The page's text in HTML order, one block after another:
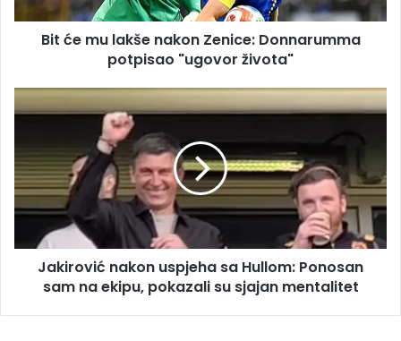
"ugovor
života"Bit će mu lakše nakon Zenice: Donnarumma
potpisao "ugovor života"
Jakirović
nakon
Hullom:
Ponosan
sam
ekipu,
pokazaliJakirović nakon uspjeha sa Hullom: Ponosan
sam na ekipu, pokazali su sjajan mentalitet